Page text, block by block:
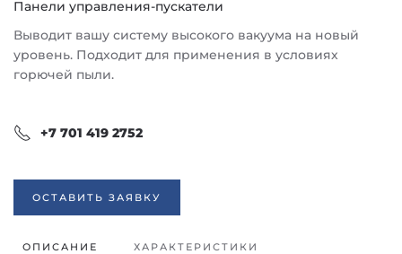
Панели управления-пускатели
Выводит вашу систему высокого вакуума на новый
уровень. Подходит для применения в условиях
горючей пыли.
+7 701 419 2752
ОСТАВИТЬ ЗАЯВКУ
ОПИСАНИЕ ХАРАКТЕРИСТИКИ